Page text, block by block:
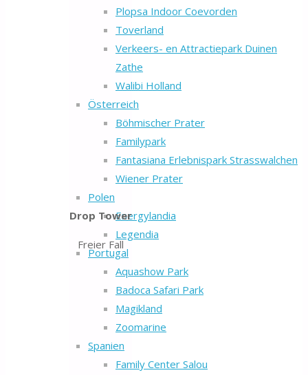
Plopsa Indoor Coevorden
Toverland
Verkeers- en Attractiepark Duinen
Zathe
Walibi Holland
Österreich
Böhmischer Prater
Familypark
Fantasiana Erlebnispark Strasswalchen
Wiener Prater
Polen
Energylandia
Legendia
Portugal
Aquashow Park
Badoca Safari Park
Magikland
Zoomarine
Spanien
Family Center Salou
Drop Tower
Freier Fall